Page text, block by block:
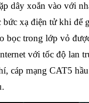
dây xoắn vào với
xạ điện tử khi để
bọc trong lớp vỏ
với tốc độ lan
cáp mạng CAT5